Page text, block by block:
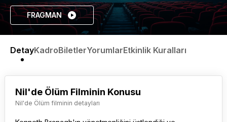
FRAGMAN
DetayKadroBiletlerYorumlarEtkinlik Kuralları
Nil'de Ölüm Filminin Konusu
Nil'de Ölüm filminin detayları